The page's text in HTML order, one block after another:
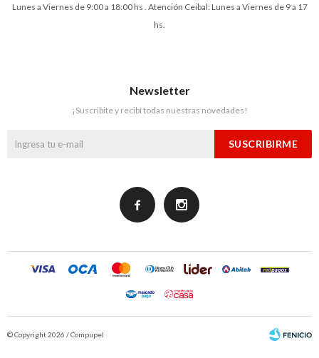
Lunes a Viernes de 9:00 a 18:00 hs . Atención Ceibal: Lunes a Viernes de 9 a 17
hs.
Newsletter
¡Suscribite y recibí todas nuestras novedades!
SUSCRIBIRME
 
© Copyright 2026 / Compupel